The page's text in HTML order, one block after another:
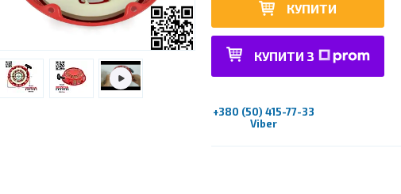
КУПИТИ
КУПИТИ З
+380 (50) 415-77-33
Viber